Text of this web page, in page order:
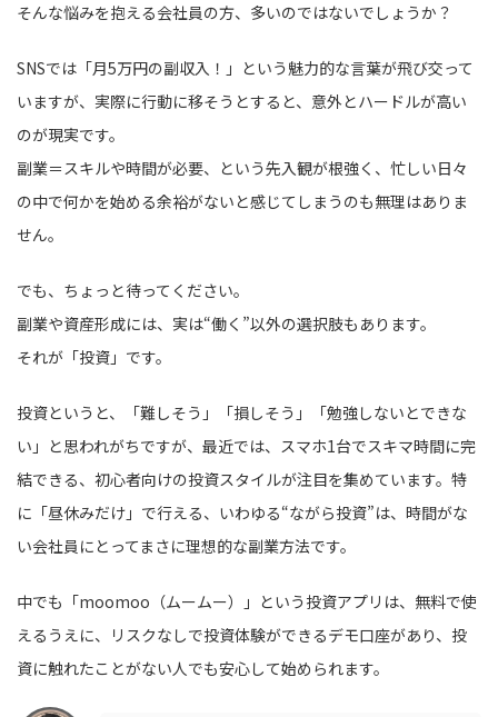
そんな悩みを抱える会社員の方、多いのではないでしょうか？
SNSでは「月5万円の副収入！」という魅力的な言葉が飛び交って
いますが、実際に行動に移そうとすると、意外とハードルが高い
のが現実です。
副業＝スキルや時間が必要、という先入観が根強く、忙しい日々
の中で何かを始める余裕がないと感じてしまうのも無理はありま
せん。
でも、ちょっと待ってください。
副業や資産形成には、実は“働く”以外の選択肢もあります。
それが「投資」です。
投資というと、「難しそう」「損しそう」「勉強しないとできな
い」と思われがちですが、最近では、スマホ1台でスキマ時間に完
結できる、初心者向けの投資スタイルが注目を集めています。特
に「昼休みだけ」で行える、いわゆる“ながら投資”は、時間がな
い会社員にとってまさに理想的な副業方法です。
中でも「moomoo（ムームー）」という投資アプリは、無料で使
えるうえに、リスクなしで投資体験ができるデモ口座があり、投
資に触れたことがない人でも安心して始められます。